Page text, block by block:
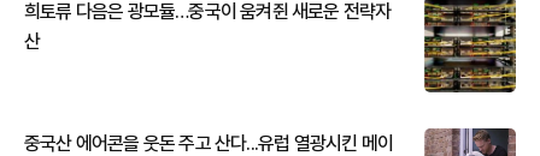
희토류 다음은 광모듈…중국이 움켜쥔 새로운 전략자
산
중국산 에어콘을 웃돈 주고 산다...유럽 열광시킨 메이